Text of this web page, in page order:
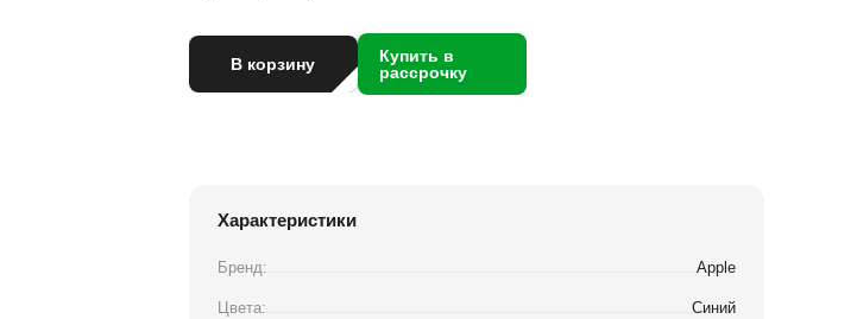
В корзину
Купить в
рассрочку
Характеристики
Бренд: Apple
Цвета: Синий